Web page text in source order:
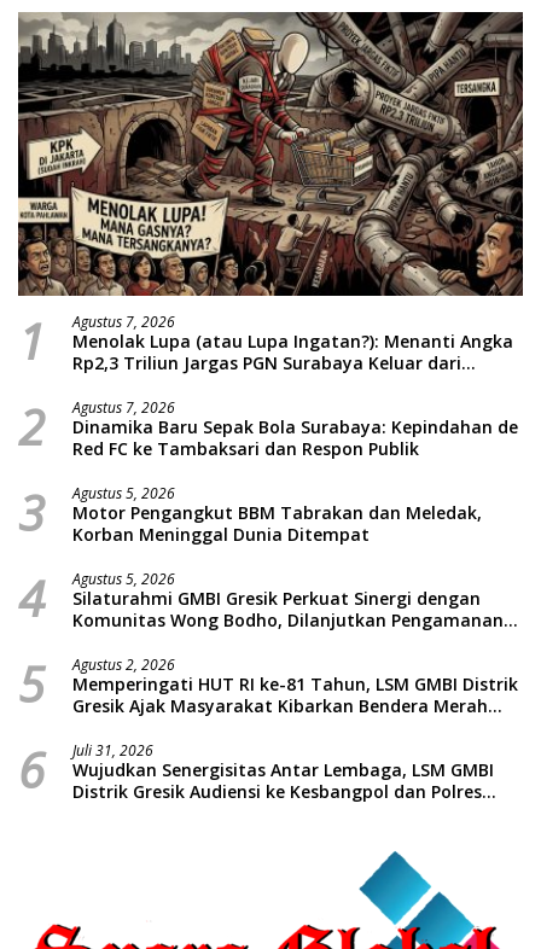
1 Agustus 7, 2026
Menolak Lupa (atau Lupa Ingatan?): Menanti Angka
Rp2,3 Triliun Jargas PGN Surabaya Keluar dari
2 Agustus 7, 2026
Dinamika Baru Sepak Bola Surabaya: Kepindahan de
Red FC ke Tambaksari dan Respon Publik
3 Agustus 5, 2026
Motor Pengangkut BBM Tabrakan dan Meledak,
Korban Meninggal Dunia Ditempat
4 Agustus 5, 2026
Silaturahmi GMBI Gresik Perkuat Sinergi dengan
Komunitas Wong Bodho, Dilanjutkan Pengamanan
Massal dan Santunan Anak Yatim
5 Agustus 2, 2026
Memperingati HUT RI ke-81 Tahun, LSM GMBI Distrik
Gresik Ajak Masyarakat Kibarkan Bendera Merah
6 Juli 31, 2026
Wujudkan Senergisitas Antar Lembaga, LSM GMBI
Distrik Gresik Audiensi ke Kesbangpol dan Polres